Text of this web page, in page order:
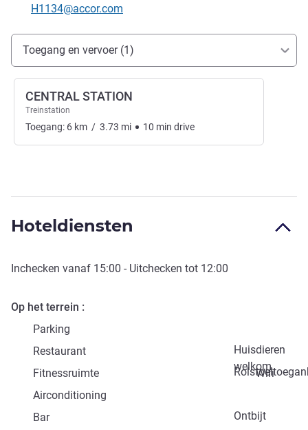
E-mailadres voor contact
H1134@accor.com
Toegang en transport
Toegang en vervoer (1)
CENTRAL STATION
Treinstation
Toegang: 6 km / 3.73 mi 10 min drive
Hoteldiensten
Inchecken vanaf 15:00 - Uitchecken tot 12:00
Op het terrein
Parking
Huisdieren
welkom
Restaurant
Fitnessruimte
Wifi
Airconditioning
Ontbijt
Bar